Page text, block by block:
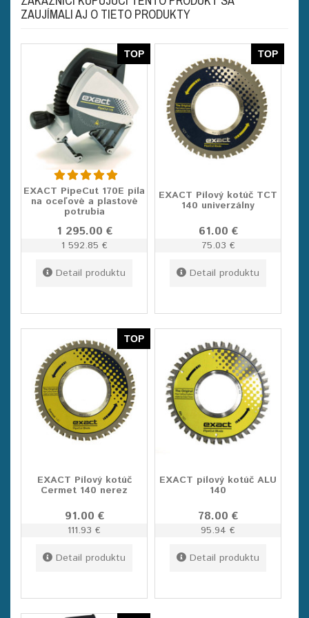
ZAUJÍMALI AJ O TIETO PRODUKTY
TOP
EXACT PipeCut 170E píla
na oceľové a plastové
potrubia
1 295.00 €
1 592.85 €
Detail produktu
TOP
EXACT Pílový kotúč TCT
140 univerzálny
61.00 €
75.03 €
Detail produktu
TOP
EXACT Pílový kotúč
Cermet 140 nerez
91.00 €
111.93 €
Detail produktu
EXACT pílový kotúč ALU
140
78.00 €
95.94 €
Detail produktu